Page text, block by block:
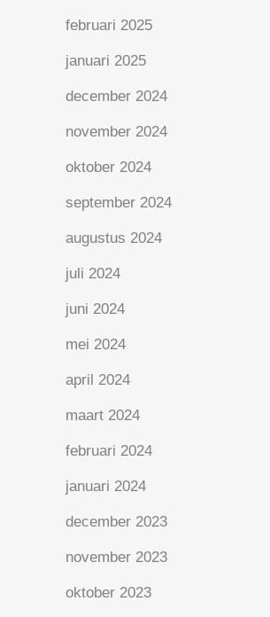
februari 2025
januari 2025
december 2024
november 2024
oktober 2024
september 2024
augustus 2024
juli 2024
juni 2024
mei 2024
april 2024
maart 2024
februari 2024
januari 2024
december 2023
november 2023
oktober 2023